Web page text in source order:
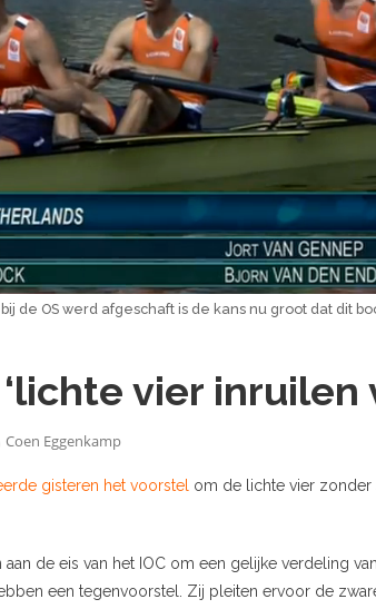
de OS werd afgeschaft is de kans nu groot dat dit
‘lichte vier
Coen Eggenkamp
gisteren het voorstel om de lichte vier
aan de eis van het IOC om een gelijke verdeling
een tegenvoorstel. Zij pleiten ervoor de